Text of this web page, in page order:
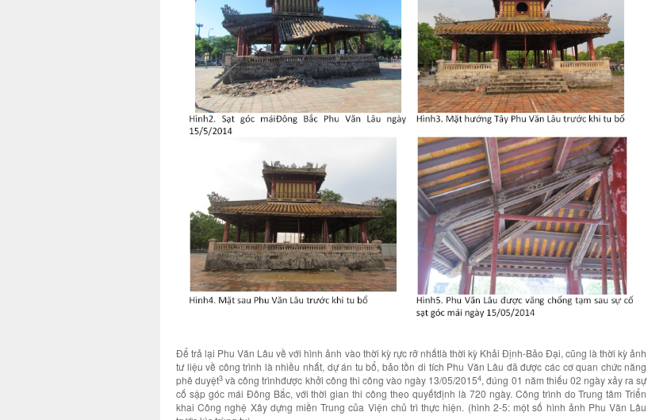
Để trả lại Phu Văn Lâu về với hình ảnh vào thời kỳ rực rỡ nhấtlà thời kỳ Khải Định-Bảo Đại, cũng là thời kỳ ảnh
tư liệu về công trình là nhiều nhất, dự án tu bổ, bảo tồn di tích Phu Văn Lâu đã được các cơ quan chức năng
phê duyệt3 và công trìnhđược khởi công thi công vào ngày 13/05/20154, đúng 01 năm thiếu 02 ngày xảy ra sự
cố sập góc mái Đông Bắc, với thời gian thi công theo quyếtđịnh là 720 ngày. Công trình do Trung tâm Triển
khai Công nghệ Xây dựng miền Trung của Viện chủ trì thực hiện. (hình 2-5: một số hình ảnh Phu Văn Lâu